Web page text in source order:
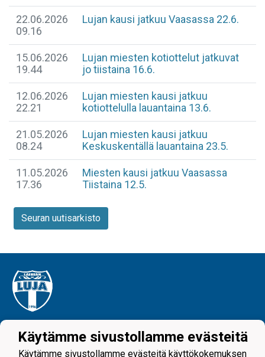
22.06.2026
09.16
Lujan kausi jatkuu Vaasassa 22.6.
15.06.2026
19.44
Lujan miesten kotiottelut jatkuvat
jo tiistaina 16.6.
12.06.2026
22.21
Lujan miesten kausi jatkuu
kotiottelulla lauantaina 13.6.
21.05.2026
08.24
Lujan miesten kausi jatkuu
Keskuskentällä lauantaina 23.5.
11.05.2026
17.36
Miesten kausi jatkuu Vaasassa
Tiistaina 12.5.
Seuran uutisarkisto
Tietosuojaseloste
Käytämme sivustollamme evästeitä
Käytämme sivustollamme evästeitä käyttökokemuksen